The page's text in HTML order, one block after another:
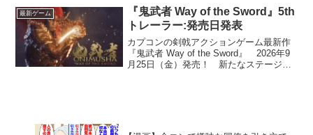
解説しています！他の箱物フィギュアに
も応用できるのでぜひ参考...
最新ゲーム
『鬼武者 Way of the Sword』5th
トレーラー:発売日発表
カプコンの剣戟アクションゲーム最新作
『鬼武者 Way of the Sword』 2026年9
月25日（金）発売！ 新たなステージ